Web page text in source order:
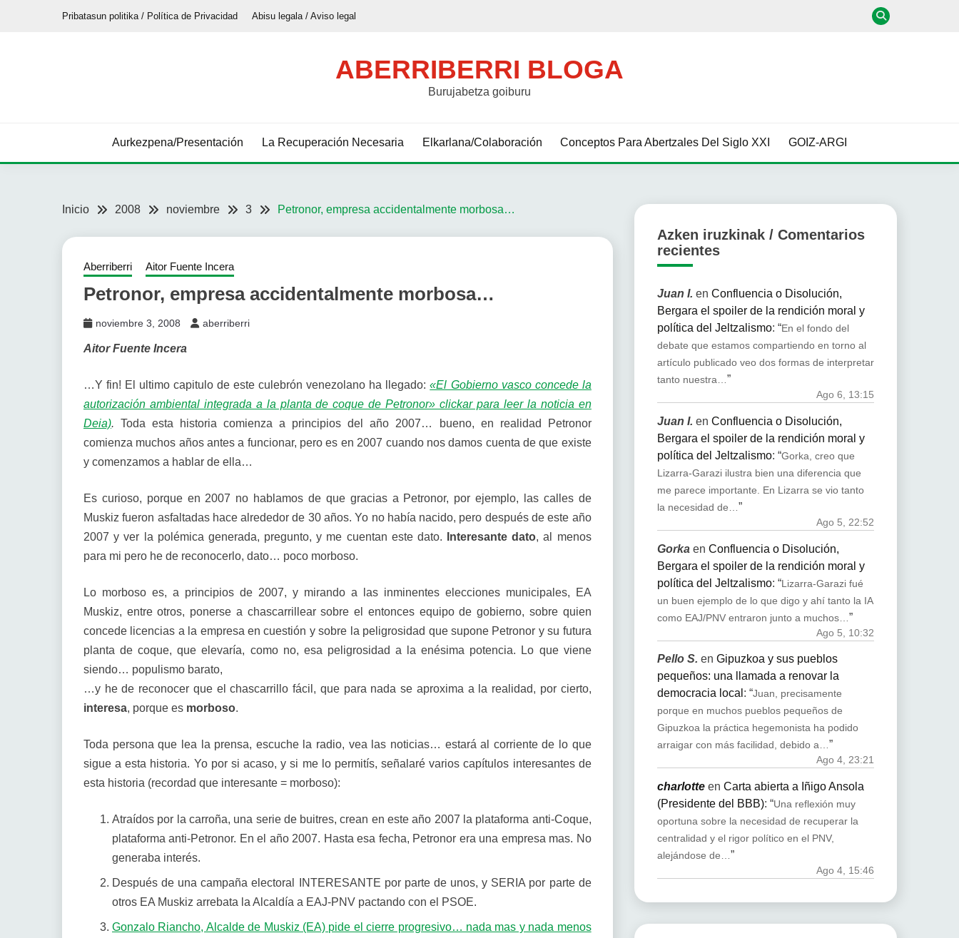
Pribatasun politika / Política de Privacidad Abisu legala / Aviso legal
ABERRIBERRI BLOGA
Burujabetza goiburu
Aurkezpena/Presentación La Recuperación Necesaria Elkarlana/Colaboración Conceptos Para Abertzales Del Siglo XXI GOIZ-ARGI
Inicio 2008 noviembre 3 Petronor, empresa accidentalmente morbosa…
Aberriberri Aitor Fuente Incera
Petronor, empresa accidentalmente morbosa…
noviembre 3, 2008 aberriberri
Aitor Fuente Incera
…Y fin! El ultimo capitulo de este culebrón venezolano ha llegado:«El Gobierno vasco concede la
autorización ambiental integrada a la planta de coque de Petronor» clickar para leer la noticia en
Deia). Toda esta historia comienza a principios del año 2007… bueno, en realidad Petronor
comienza muchos años antes a funcionar, pero es en 2007 cuando nos damos cuenta de que existe
y comenzamos a hablar de ella…
Es curioso, porque en 2007 no hablamos de que gracias a Petronor, por ejemplo, las calles de
Muskiz fueron asfaltadas hace alrededor de 30 años. Yo no había nacido, pero después de este año
2007 y ver la polémica generada, pregunto, y me cuentan este dato.
Interesante dato, al menos
para mi pero he de reconocerlo, dato… poco morboso.
Lo morboso es, a principios de 2007, y mirando a las inminentes elecciones municipales, EA
Muskiz, entre otros, ponerse a chascarrillear sobre el entonces equipo de gobierno, sobre quien
concede licencias a la empresa en cuestión y sobre la peligrosidad que supone Petronor y su futura
planta de coque, que elevaría, como no, esa peligrosidad a la enésima potencia. Lo que viene
siendo… populismo barato,
…y he de reconocer que el chascarrillo fácil, que para nada se aproxima a la realidad, por cierto,
interesa, porque es morboso.
Toda persona que lea la prensa, escuche la radio, vea las noticias… estará al corriente de lo que
sigue a esta historia. Yo por si acaso, y si me lo permitís, señalaré varios capítulos interesantes de
esta historia (recordad que interesante = morboso):
Atraídos por la carroña, una serie de buitres, crean en este año 2007 la plataforma anti-Coque,
plataforma anti-Petronor. En el año 2007. Hasta esa fecha, Petronor era una empresa mas. No
generaba interés.
Después de una campaña electoral INTERESANTE por parte de unos, y SERIA por parte de
otros EA Muskiz arrebata la Alcaldía a EAJ-PNV pactando con el PSOE.
Gonzalo Riancho, Alcalde de Muskiz (EA) pide el cierre progresivo… nada mas y nada menos
Azken iruzkinak / Comentarios
recientes
Juan I. en Confluencia o Disolución,
Bergara el spoiler de la rendición moral y
política del Jeltzalismo: “En el fondo del
debate que estamos compartiendo en torno al
artículo publicado veo dos formas de interpretar
tanto nuestra…”
Ago 6, 13:15
Juan I. en Confluencia o Disolución,
Bergara el spoiler de la rendición moral y
política del Jeltzalismo: “Gorka, creo que
Lizarra-Garazi ilustra bien una diferencia que
me parece importante. En Lizarra se vio tanto
la necesidad de… ”
Ago 5, 22:52
Gorkaen Confluencia o Disolución,
Bergara el spoiler de la rendición moral y
política del Jeltzalismo: “Lizarra-Garazi fué
un buen ejemplo de lo que digo y ahí tanto la IA
como EAJ/PNV entraron junto a muchos… ”
Ago 5, 10:32
Pello S. en Gipuzkoa y sus pueblos
pequeños: una llamada a renovar la
democracia local : “Juan, precisamente
porque en muchos pueblos pequeños de
Gipuzkoa la práctica hegemonista ha podido
arraigar con más facilidad, debido a…”
Ago 4, 23:21
charlotteen Carta abierta a Iñigo Ansola
(Presidente del BBB): “Una reflexión muy
oportuna sobre la necesidad de recuperar la
centralidad y el rigor político en el PNV,
alejándose de…”
Ago 4, 15:46